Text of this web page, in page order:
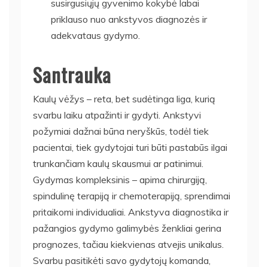
susirgusiųjų gyvenimo kokybė labai
priklauso nuo ankstyvos diagnozės ir
adekvataus gydymo.
Santrauka
Kaulų vėžys – reta, bet sudėtinga liga, kurią
svarbu laiku atpažinti ir gydyti. Ankstyvi
požymiai dažnai būna neryškūs, todėl tiek
pacientai, tiek gydytojai turi būti pastabūs ilgai
trunkančiam kaulų skausmui ar patinimui.
Gydymas kompleksinis – apima chirurgiją,
spindulinę terapiją ir chemoterapiją, sprendimai
pritaikomi individualiai. Ankstyva diagnostika ir
pažangios gydymo galimybės ženkliai gerina
prognozes, tačiau kiekvienas atvejis unikalus.
Svarbu pasitikėti savo gydytojų komanda,